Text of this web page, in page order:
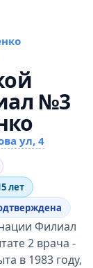
№3
ул, 4
лет
Филиал
2 врача -
в 1983 году,